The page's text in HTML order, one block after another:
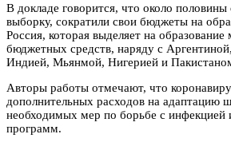
В докладе говорится, что около
выборку, сократили свои бюджеты на
Россия, которая выделяет на
бюджетных средств, наряду с
Индией, Мьянмой, Нигерией и
Авторы работы отмечают, что
дополнительных расходов на адаптацию
необходимых мер по борьбе с инфекцией
программ.